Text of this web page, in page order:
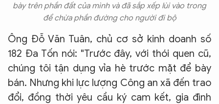
bày trên phần đất của mình và đã sắp xếp lùi vào trong
để chừa phần đường cho người đi bộ
Ông Đỗ Văn Tuân, chủ cơ sở kinh doanh số
182 Đa Tốn nói: "Trước đây, với thói quen cũ,
chúng tôi tận dụng vỉa hè trước mặt để bày
bán. Nhưng khi lực lượng Công an xã đến trao
đổi, đồng thời yêu cầu ký cam kết, gia đình